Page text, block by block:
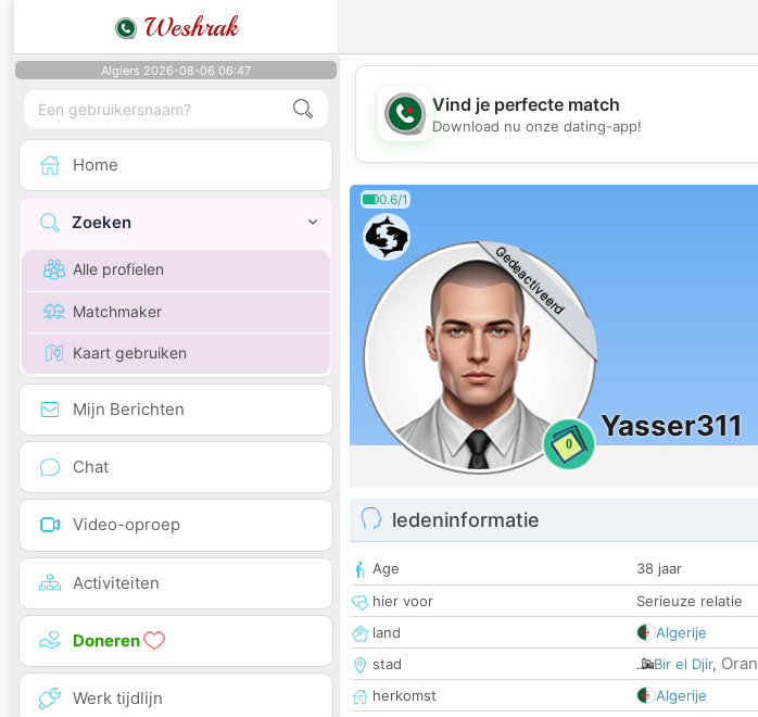
Weshrak
Algiers 2026-08-06 06:47
Home
Zoeken
Alle profielen
Matchmaker
Kaart gebruiken
Mijn Berichten
Chat
Video-oproep
Activiteiten
Doneren
Werk tijdlijn
💖
Vind je perfecte match
Download nu onze dating-app!
0.6/1
0
Gedeactiveerd
Yasser311
ledeninformatie
Age
38 jaar
hier voor
Serieuze relatie
land
Algerije
stad
Bir el Djir, Oran
herkomst
Algerije